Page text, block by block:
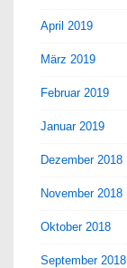
April 2019
März 2019
Februar 2019
Januar 2019
Dezember 2018
November 2018
Oktober 2018
September 2018